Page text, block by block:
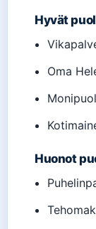
Hyvät
Oma
Huonot